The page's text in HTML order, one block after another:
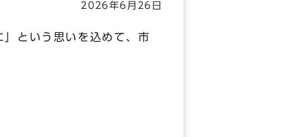
2026年6月26日
という思いを込めて、市